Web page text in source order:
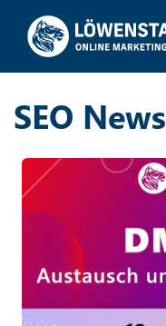
SEO News